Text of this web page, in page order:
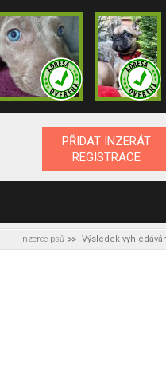
PŘIDAT INZERÁT
REGISTRACE
Inzerce psů Výsledek